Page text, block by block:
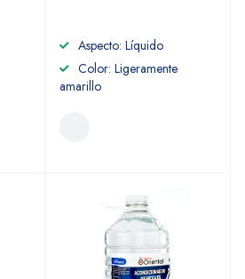
Aspecto: Líquido
Color: Ligeramente
amarillo